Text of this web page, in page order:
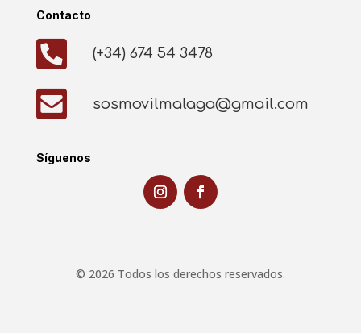
Contacto
 (+34) 674 54 3478
 sosmovilmalaga@gmail.com
Síguenos
© 2026 Todos los derechos reservados.